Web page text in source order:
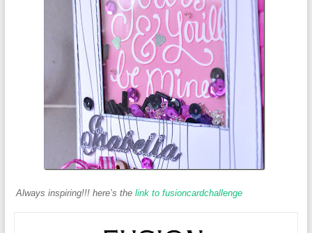
Always inspiring!!! here’s the link to fusioncardchallenge